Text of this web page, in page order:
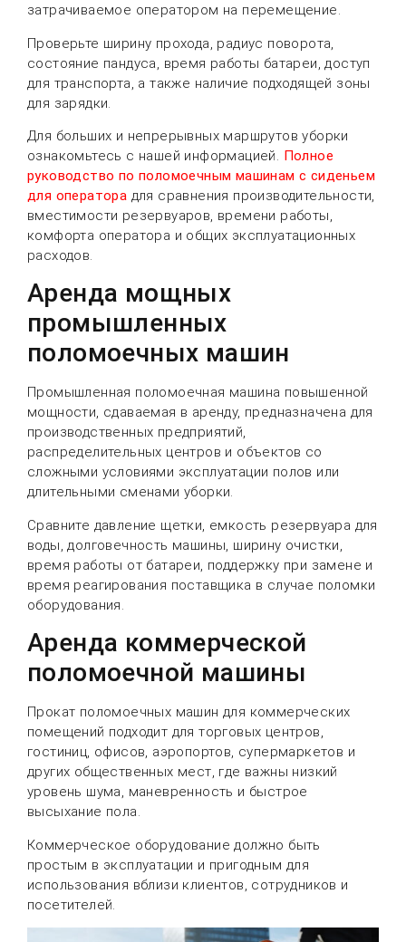
затрачиваемое оператором на перемещение.
Проверьте ширину прохода, радиус поворота,
состояние пандуса, время работы батареи, доступ
для транспорта, а также наличие подходящей зоны
для зарядки.
Для больших и непрерывных маршрутов уборки
ознакомьтесь с нашей информацией. Полное
руководство по поломоечным машинам с сиденьем
для оператора для сравнения производительности,
вместимости резервуаров, времени работы,
комфорта оператора и общих эксплуатационных
расходов.
Аренда мощных
промышленных
поломоечных машин
Промышленная поломоечная машина повышенной
мощности, сдаваемая в аренду, предназначена для
производственных предприятий,
распределительных центров и объектов со
сложными условиями эксплуатации полов или
длительными сменами уборки.
Сравните давление щетки, емкость резервуара для
воды, долговечность машины, ширину очистки,
время работы от батареи, поддержку при замене и
время реагирования поставщика в случае поломки
оборудования.
Аренда коммерческой
поломоечной машины
Прокат поломоечных машин для коммерческих
помещений подходит для торговых центров,
гостиниц, офисов, аэропортов, супермаркетов и
других общественных мест, где важны низкий
уровень шума, маневренность и быстрое
высыхание пола.
Коммерческое оборудование должно быть
простым в эксплуатации и пригодным для
использования вблизи клиентов, сотрудников и
посетителей.